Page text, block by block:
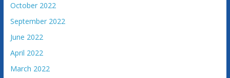
r
c
e
v
October 2022
September 2022
June 2022
April 2022
March 2022